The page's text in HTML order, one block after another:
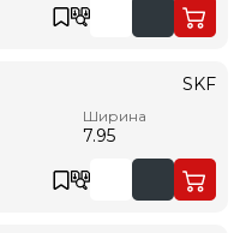
Ширина
7.95
SKF